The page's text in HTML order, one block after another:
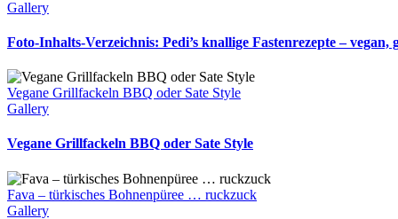
Gallery
Foto-Inhalts-Verzeichnis: Pedi’s knallige Fastenrezepte –
Vegane Grillfackeln BBQ oder Sate Style
Gallery
Vegane Grillfackeln BBQ oder Sate Style
Fava – türkisches Bohnenpüree … ruckzuck
Gallery